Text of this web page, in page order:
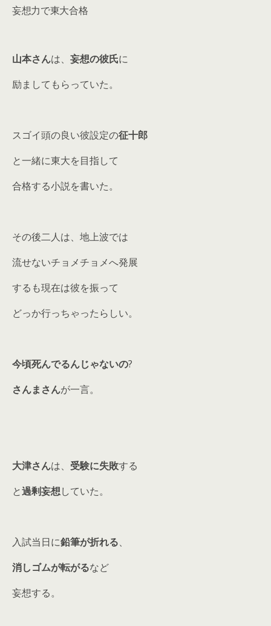
妄想力で東大合格
山本さんは、 妄想の彼氏に
励ましてもらっていた。
スゴイ頭の良い彼設定の征十郎
と一緒に東大を目指して
合格する小説を書いた。
その後二人は、地上波では
流せないチョメチョメへ発展
するも現在は彼を振って
どっか行っちゃったらしい。
今頃死んでるんじゃないの?
さんまさんが一言。
大津さんは、 受験に失敗する
と過剰妄想していた。
入試当日に鉛筆が折れる、
消しゴムが転がるなど
妄想する。